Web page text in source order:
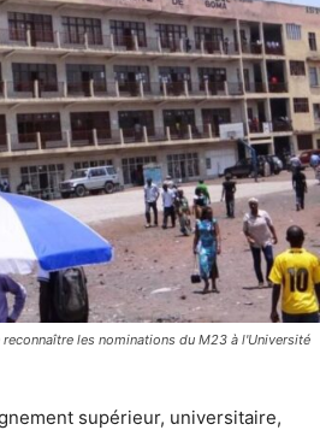
les nominations du M23 à l'Université
supérieur, universitaire,